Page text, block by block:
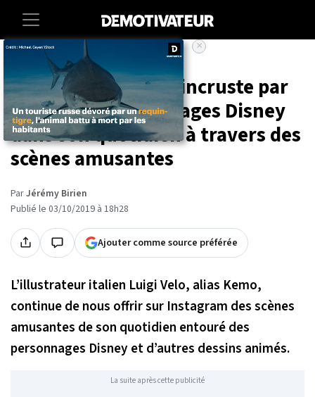
Societe Art-photographie
Avec Photoshop, il incruste par
magie des personnages Disney
dans son quotidien à travers des
scènes amusantes
ParJérémy Birien
Publié le 03/10/2019 à 18h28
Ajouter comme source préférée
L’illustrateur italien Luigi Velo, alias Kemo,
continue de nous offrir sur Instagram des scènes
amusantes de son quotidien entouré des
personnages Disney et d’autres dessins animés.
La suite après cette publicité
×